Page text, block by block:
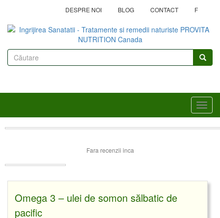
conţinutul
principal
DESPRE NOI BLOG CONTACT F
Formular
căutare
Fara recenzii inca
Omega 3 – ulei de somon sălbatic de
pacific